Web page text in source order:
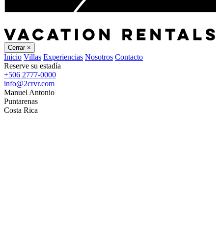
Cerrar ×
Inicio Villas Experiencias Nosotros Contacto
Reserve su estadía
+506 2777-0000
info@2crvr.com
Manuel Antonio
Puntarenas
Costa Rica